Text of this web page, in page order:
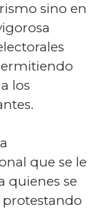
sino en
los
que se le
quienes se